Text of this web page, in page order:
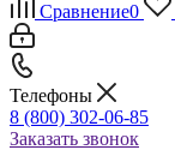
Сравнение0
Телефоны
8 (800) 302-06-85
Заказать звонок